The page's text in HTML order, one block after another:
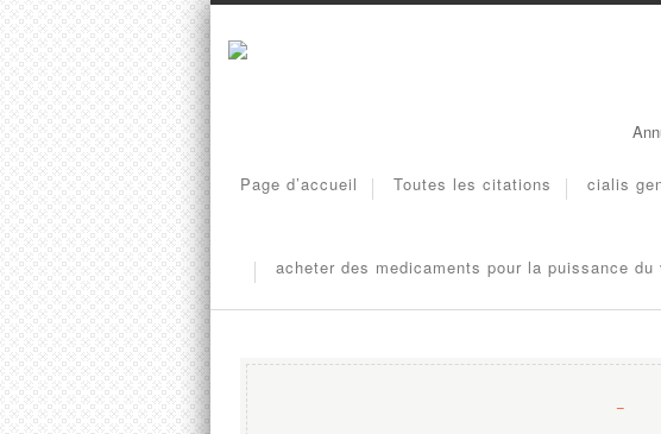
Page d’accueil Toutes les citations cialis
acheter des medicaments pour la puissance du
−